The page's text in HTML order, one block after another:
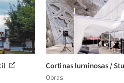
Cortinas luminosas /
Obras